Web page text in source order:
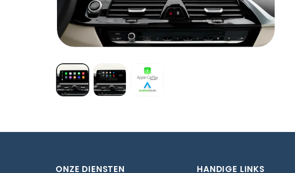
ONZE DIENSTEN HANDIGE LINKS